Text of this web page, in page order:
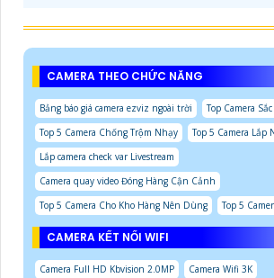
CAMERA THEO CHỨC NĂNG
Bảng báo giá camera ezviz ngoài trời
Top Camera
Top 5 Camera Chống Trộm Nhạy
Top 5 Camera Lắp
Lắp camera check var Livestream
Camera quay video Đóng Hàng Cận Cảnh
Top 5 Camera Cho Kho Hàng Nên Dùng
Top 5
CAMERA KẾT NỐI WIFI
Camera Full HD Kbvision 2.0MP
Camera Wifi 3K